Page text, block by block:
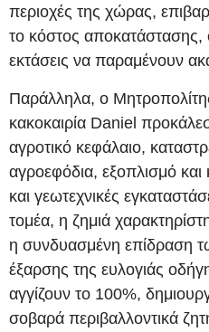
περιοχές της χώρας,
το κόστος
εκτάσεις να παραμένουν
Παράλληλα, ο
κακοκαιρία Daniel
αγροτικό κεφάλαιο,
αγροεφόδια, εξοπλισμό και
και γεωτεχνικές
τομέα, η ζημιά
η συνδυασμένη επίδραση
έξαρσης της ευλογιάς
αγγίζουν το 100%,
σοβαρά περιβαλλοντικά